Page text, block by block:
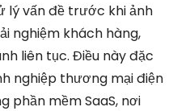
lý vấn đề trước khi ảnh
nghiệm khách hàng,
liên tục. Điều này đặc
nghiệp thương mại điện
phần mềm SaaS, nơi